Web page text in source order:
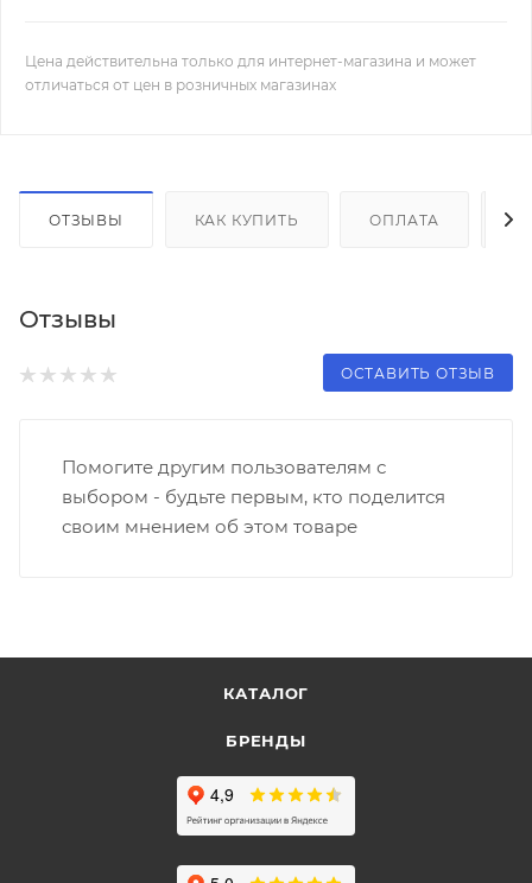
Цена действительна только для интернет-магазина и может
отличаться от цен в розничных магазинах
ОТЗЫВЫ КАК КУПИТЬ ОПЛАТА
Отзывы
ОСТАВИТЬ ОТЗЫВ
Помогите другим пользователям с
выбором - будьте первым, кто поделится
своим мнением об этом товаре
КАТАЛОГ
БРЕНДЫ